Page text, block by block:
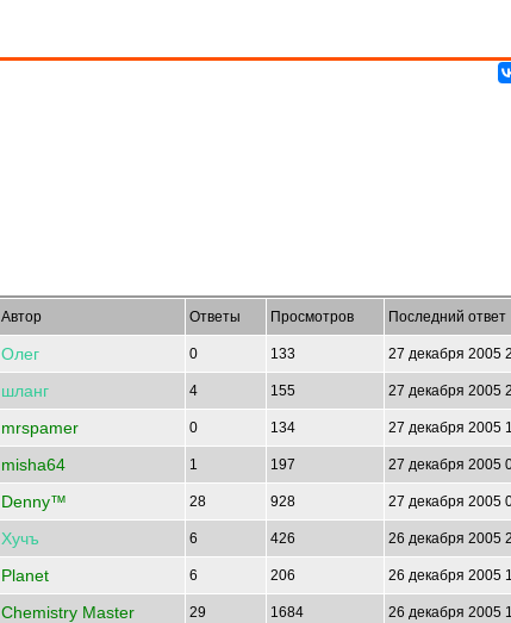
Автор Ответы Просмотров Последний ответ
Олег 0 133 27 декабря 2005
шланг 4 155 27 декабря 2005
mrspamer 0 134 27 декабря 2005
misha64 1 197 27 декабря 2005
Denny™ 28 928 27 декабря 2005
Хучъ 6 426 26 декабря 2005
Planet 6 206 26 декабря 2005
Chemistry Master 29 1684 26 декабря 2005